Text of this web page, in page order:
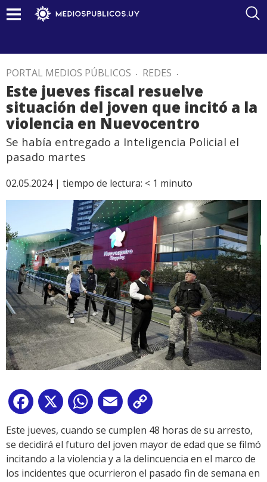
PORTAL MEDIOS PÚBLICOS . REDES .
Este jueves fiscal resuelve
situación del joven que incitó a la
violencia en Nuevocentro
Se había entregado a Inteligencia Policial el
pasado martes
02.05.2024 | tiempo de lectura: < 1 minuto
Facebook
X WhatsApp
Email
Link
Este jueves, cuando se cumplen 48 horas de su arresto,
se decidirá el futuro del joven mayor de edad que se filmó
incitando a la violencia y a la delincuencia en el marco de
los incidentes que ocurrieron el pasado fin de semana en